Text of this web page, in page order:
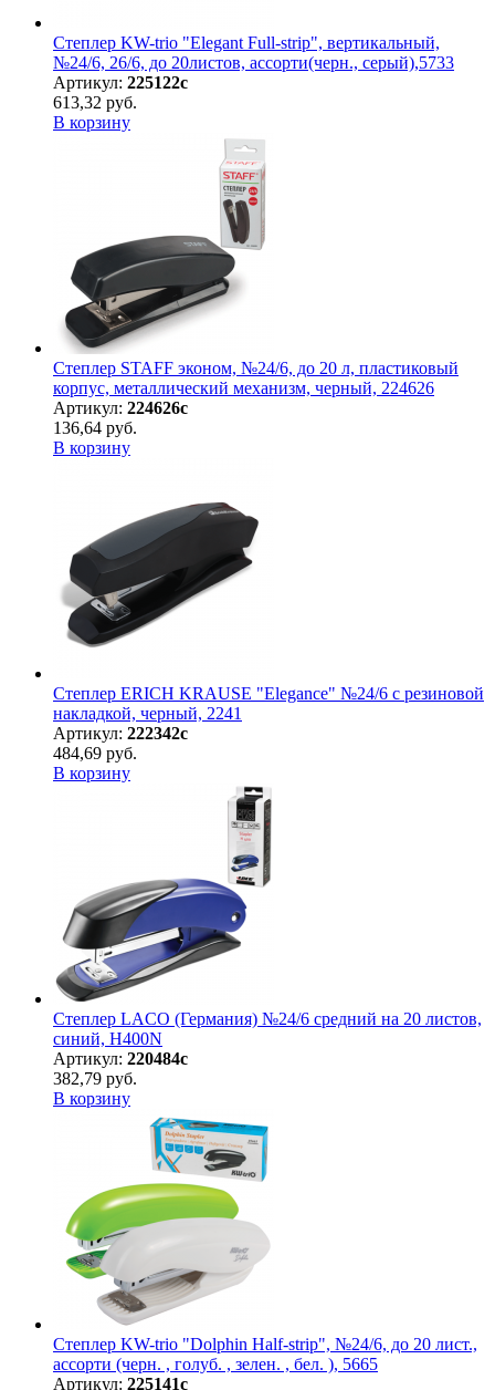
Степлер KW-trio "Elegant Full-strip", вертикальный,
№24/6, 26/6, до 20листов, ассорти(черн., серый),5733
Артикул: 225122с
613,32 руб.
В корзину
Степлер STAFF эконом, №24/6, до 20 л, пластиковый
корпус, металлический механизм, черный, 224626
Артикул: 224626с
136,64 руб.
В корзину
Степлер ERICH KRAUSE "Elegance" №24/6 с резиновой
накладкой, черный, 2241
Артикул: 222342с
484,69 руб.
В корзину
Степлер LACO (Германия) №24/6 средний на 20 листов,
синий, H400N
Артикул: 220484с
382,79 руб.
В корзину
Степлер KW-trio "Dolphin Half-strip", №24/6, до 20 лист.,
ассорти (черн. , голуб. , зелен. , бел. ), 5665
Артикул: 225141с